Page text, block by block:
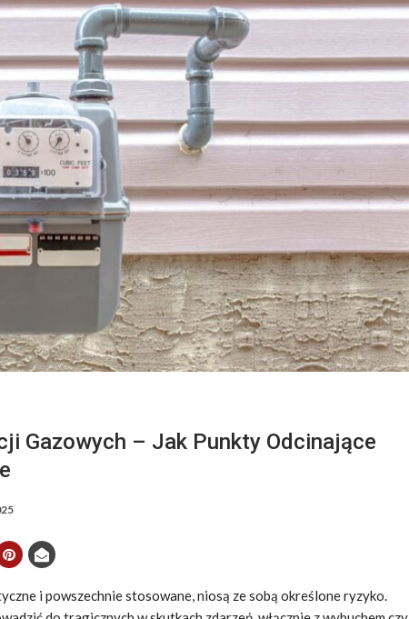
Gazowych – Jak Punkty Odcinające
i powszechnie stosowane, niosą ze sobą określone ryzyko.